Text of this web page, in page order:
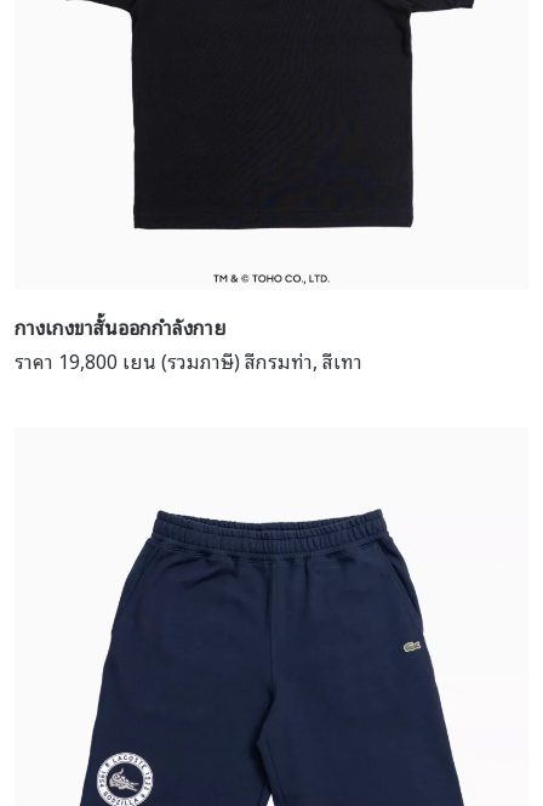
กางเกงขาสั้นออกกำลังกาย
ราคา 19,800 เยน (รวมภาษี) สีกรมท่า, สีเทา